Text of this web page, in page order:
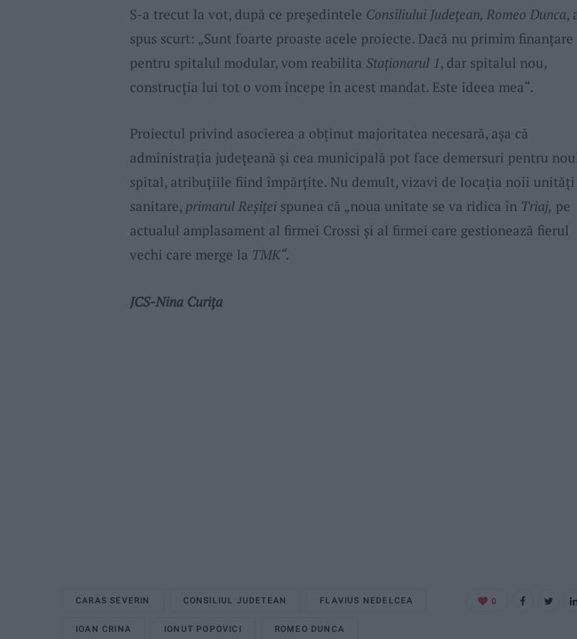
S-a trecut la vot, după ce preşedintele Consiliului Judeţean, Romeo Dunca,
spus scurt: „Sunt foarte proaste acele proiecte. Dacă nu primim finanţare
pentru spitalul modular, vom reabilita Staţionarul 1, dar spitalul nou,
construcţia lui tot o vom începe în acest mandat. Este ideea mea“.
Proiectul privind asocierea a obţinut majoritatea necesară, aşa că
administraţia judeţeană şi cea municipală pot face demersuri pentru
spital, atribuţiile fiind împărţite. Nu demult, vizavi de locaţia noii unităţi
sanitare, primarul Reşiţeispunea că „noua unitate se va ridica în Triaj, pe
actualul amplasament al firmei Crossi şi al firmei care gestionează fierul
vechi care merge la TMK“.
JCS-Nina Curiţa
CARAS SEVERIN CONSILIUL JUDETEAN FLAVIUS NEDELCEA
IOAN CRINA IONUT POPOVICI ROMEO DUNCA
0